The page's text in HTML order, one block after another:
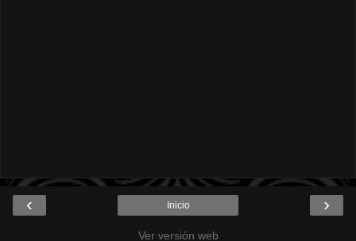
‹ ›
Inicio
Ver versión web